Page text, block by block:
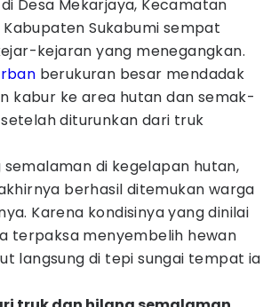
di Desa Mekarjaya, Kecamatan
Kabupaten Sukabumi sempat
kejaran yang menegangkan.
berukuran besar mendadak
kabur ke area hutan dan semak-
diturunkan dari truk
di kegelapan hutan,
berhasil ditemukan warga
Karena kondisinya yang dinilai
terpaksa menyembelih hewan
langsung di tepi sungai tempat ia